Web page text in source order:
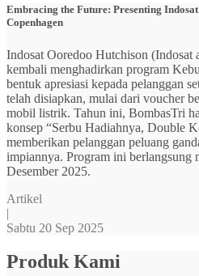
Embracing the Future: Presenting
Copenhagen
Indosat Ooredoo Hutchison
kembali menghadirkan program
bentuk apresiasi kepada pelanggan
telah disiapkan, mulai dari voucher
mobil listrik. Tahun ini, BombasTri
konsep “Serbu Hadiahnya, Double
memberikan pelanggan peluang
impiannya. Program ini berlangsung
Desember 2025.
Artikel
|
Sabtu 20 Sep 2025
Produk Kami